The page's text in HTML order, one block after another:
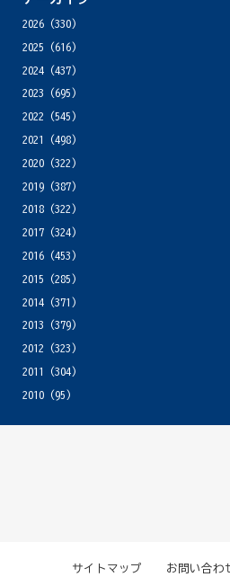
2026(330)
2025 (616)
2024(437)
2023 (695)
2022 (545)
2021
(498)
2020(322)
2019(387)
2018(322)
2017(324)
2016(453)
2015 (285)
2014(371)
2013 (379)
2012 (323)
2011
(304)
2010(95)
サイトマップ お問い合わ